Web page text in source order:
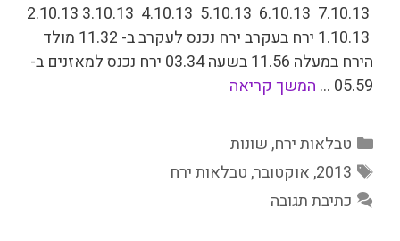
7.10.13 6.10.13 5.10.13 4.10.13 3.10.13 2.10.13
1.10.13 ירח בעקרב ירח נכנס לעקרב ב- 11.32 מולד
הירח במעלה 11.56 בשעה 03.34 ירח נכנס למאזנים ב-
05.59 …
המשך קריאה
קטגוריות
טבלאות ירח,שונות
תגיות
2013
,אוקטובר,טבלאות ירח
כתיבת תגובה